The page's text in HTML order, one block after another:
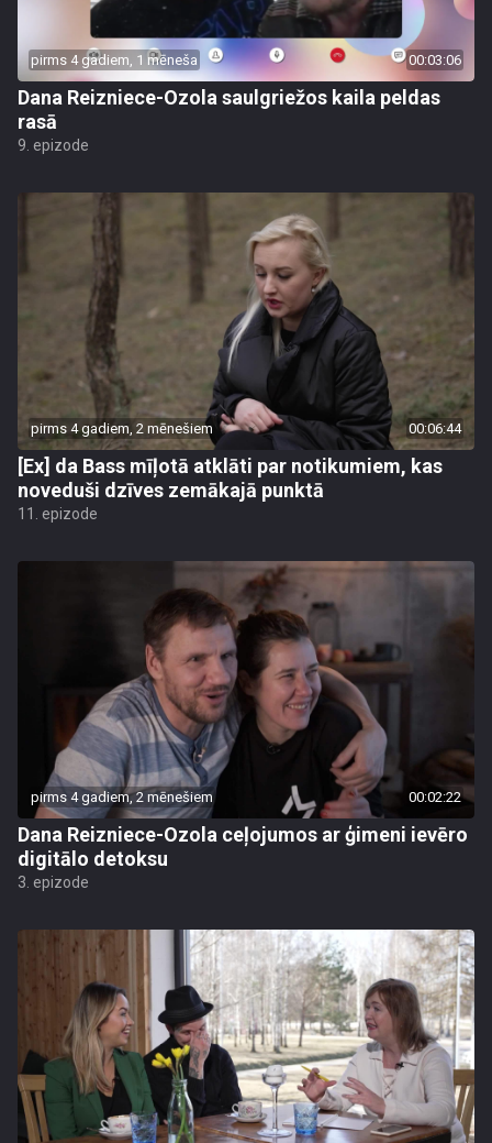
pirms 4 gadiem, 1 mēneša 00:03:06
Dana Reizniece-Ozola saulgriežos kaila peldas
rasā
9. epizode
pirms 4 gadiem, 2 mēnešiem 00:06:44
[Ex] da Bass mīļotā atklāti par notikumiem, kas
noveduši dzīves zemākajā punktā
11. epizode
pirms 4 gadiem, 2 mēnešiem 00:02:22
Dana Reizniece-Ozola ceļojumos ar ģimeni ievēro
digitālo detoksu
3. epizode